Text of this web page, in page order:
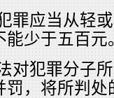
罪应当从轻
能少于五百元
犯罪分子
罚，将所判